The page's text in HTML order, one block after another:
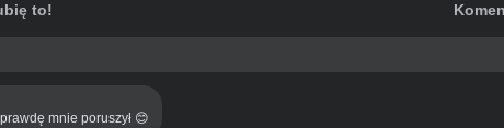
to!
mnie poruszył 😊